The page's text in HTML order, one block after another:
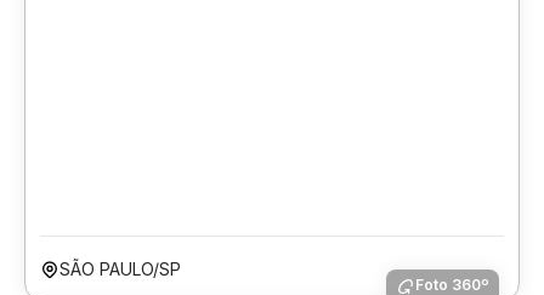
SÃO PAULO/SP
Foto 360º